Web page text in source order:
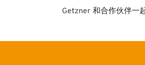
Getzner 和合作伙伴一